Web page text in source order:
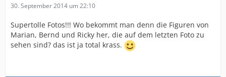
30. September 2014 um 22:10
Supertolle Fotos!!! Wo bekommt man denn die Figuren von
Marian, Bernd und Ricky her, die auf dem letzten Foto zu
sehen sind? das ist ja total krass.